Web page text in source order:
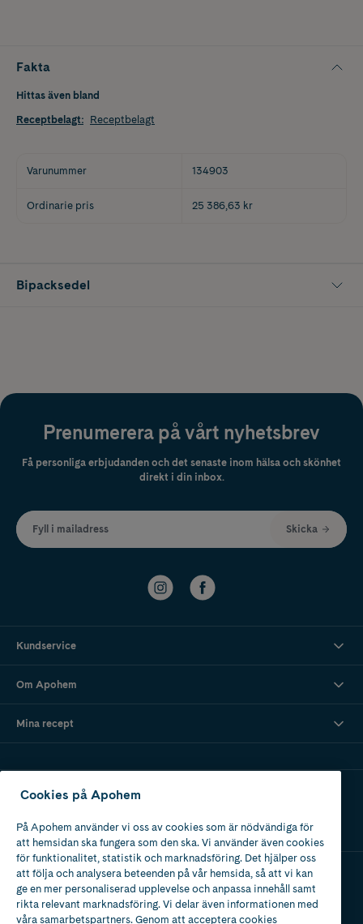
Fakta
Hittas även bland
Receptbelagt: Receptbelagt
Varunummer 134903
Ordinarie pris 25 386,63 kr
Bipacksedel
Prenumerera på vårt nyhetsbrev
Få personliga erbjudanden och det senaste inom hälsa och skönhet
direkt i din inbox.
Fyll i mailadress Skicka
Kundservice
Om Apohem
Mina recept
Ladda ner vår app
Apotek med tillstånd
av Läkemedelsverket
Cookies på Apohem
På Apohem använder vi oss av cookies som är nödvändiga för
att hemsidan ska fungera som den ska. Vi använder även cookies
för funktionalitet, statistik och marknadsföring. Det hjälper oss
att följa och analysera beteenden på vår hemsida, så att vi kan
ge en mer personaliserad upplevelse och anpassa innehåll samt
rikta relevant marknadsföring. Vi delar även informationen med
våra samarbetspartners. Genom att acceptera cookies